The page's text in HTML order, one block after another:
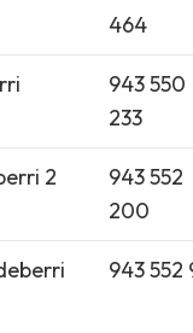
464
943 550
233
2
943 552
200
943 552